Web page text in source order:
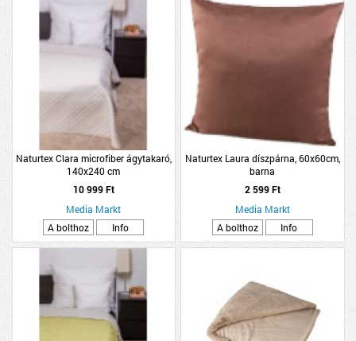
Naturtex Clara microfiber ágytakaró,
140x240 cm
10 999 Ft
Media Markt
A bolthoz
Info
Naturtex Laura díszpárna, 60x60cm,
barna
2 599 Ft
Media Markt
A bolthoz
Info